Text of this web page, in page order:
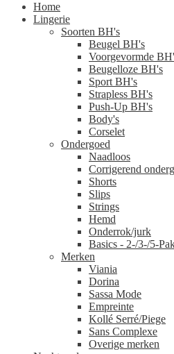
Home
Lingerie
Soorten BH's
Beugel BH's
Voorgevormde
Beugelloze BH's
Sport BH's
Strapless BH's
Push-Up BH's
Body's
Corselet
Ondergoed
Naadloos
Corrigerend
Shorts
Slips
Strings
Hemd
Onderrok/jurk
Basics - 2-/3-/5-
Merken
Viania
Dorina
Sassa Mode
Empreinte
Kollé Serré/Piege
Sans Complexe
Overige merken